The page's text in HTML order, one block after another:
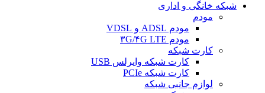
شبکه خانگی و اداری
مودم
مودم ADSL و VDSL
مودم ۳G/۴G LTE
کارت شبکه
کارت شبکه وایرلس USB
کارت شبکه PCIe
لوازم جانبی شبکه